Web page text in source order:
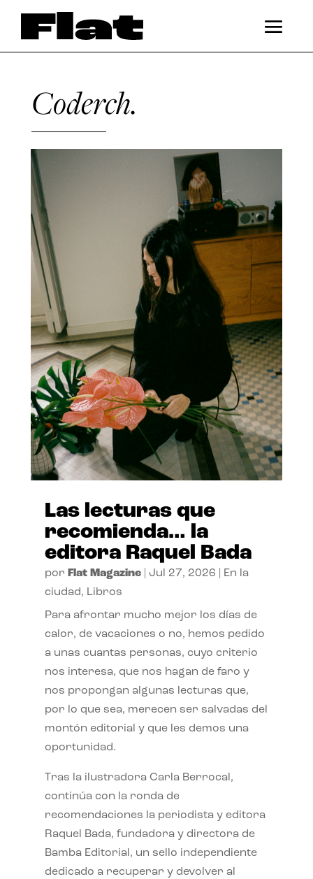
Coderch.
Las lecturas que
recomienda… la
editora Raquel Bada
por Flat Magazine| Jul 27, 2026
En la
ciudad, Libros
Para afrontar mucho mejor los días de
calor, de vacaciones o no, hemos pedido
a unas cuantas personas, cuyo criterio
nos interesa, que nos hagan de faro y
nos propongan algunas lecturas que,
por lo que sea, merecen ser salvadas del
montón editorial y que les demos una
oportunidad.
Tras la ilustradora Carla Berrocal,
continúa con la ronda de
recomendaciones la periodista y editora
Raquel Bada, fundadora y directora de
Bamba Editorial, un sello independiente
dedicado a recuperar y devolver al